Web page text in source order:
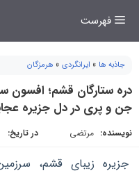
فهرست
جاذبه ها » ایرانگردی » هرمزگان
دره ستارگان قشم؛ افسون
جن و پری در دل جزیره
نویسنده: مرتضی در تاریخ:
جزیره زیبای قشم،